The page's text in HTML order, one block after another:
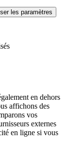
les paramètres
en dehors
affichons des
vos
externes
en ligne si vous